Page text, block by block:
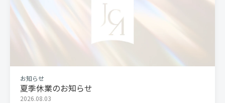
お知らせ
夏季休業のお知らせ
2026.08.03